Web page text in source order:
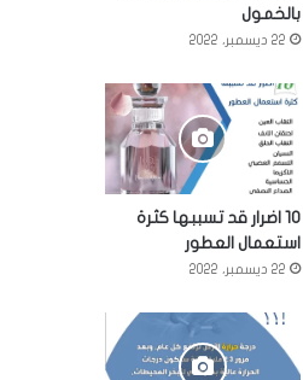
بالخمول
22 ديسمبر، 2022
10 اضرار قد تسببها كثرة
استعمال العطور
22 ديسمبر، 2022